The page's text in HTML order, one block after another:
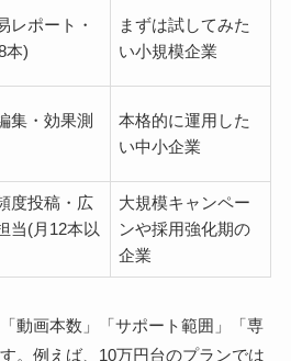
レポート・
本)
まずは試してみた
い小規模企業
集・効果測
本格的に運用した
い中小企業
度投稿・広
当(月12本以
大規模キャンペー
ンや採用強化期の
企業
動画本数」「サポート範囲」「専
。例えば、10万円台のプランでは